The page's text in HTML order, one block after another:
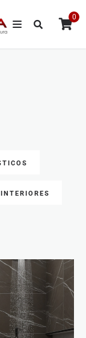
0
INTERIORES